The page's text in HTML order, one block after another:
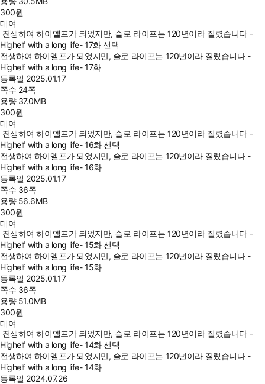
300원
대여
전생하여 하이엘프가 되었지만, 슬로 라이프는 120년이라 질렸습니다 -
Highelf with a long life- 17화 선택
전생하여 하이엘프가 되었지만, 슬로 라이프는 120년이라 질렸습니다 -
Highelf with a long life- 17화
등록일 2025.01.17
쪽수 24쪽
용량 37.0MB
300원
대여
전생하여 하이엘프가 되었지만, 슬로 라이프는 120년이라 질렸습니다 -
Highelf with a long life- 16화 선택
전생하여 하이엘프가 되었지만, 슬로 라이프는 120년이라 질렸습니다 -
Highelf with a long life- 16화
등록일 2025.01.17
쪽수 36쪽
용량 56.6MB
300원
대여
전생하여 하이엘프가 되었지만, 슬로 라이프는 120년이라 질렸습니다 -
Highelf with a long life- 15화 선택
전생하여 하이엘프가 되었지만, 슬로 라이프는 120년이라 질렸습니다 -
Highelf with a long life- 15화
등록일 2025.01.17
쪽수 36쪽
용량 51.0MB
300원
대여
전생하여 하이엘프가 되었지만, 슬로 라이프는 120년이라 질렸습니다 -
Highelf with a long life- 14화 선택
전생하여 하이엘프가 되었지만, 슬로 라이프는 120년이라 질렸습니다 -
Highelf with a long life- 14화
등록일 2024.07.26